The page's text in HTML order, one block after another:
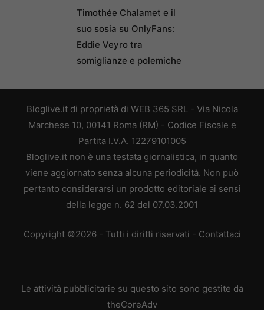
Timothée Chalamet e il
suo sosia su OnlyFans:
Eddie Veyro tra
somiglianze e polemiche
Bloglive.it di proprietà di WEB 365 SRL - Via Nicola
Marchese 10, 00141 Roma (RM) - Codice Fiscale e
Partita I.V.A. 12279101005
Bloglive.it non è una testata giornalistica, in quanto
viene aggiornato senza alcuna periodicità. Non può
pertanto considerarsi un prodotto editoriale ai sensi
della legge n. 62 del 07.03.2001
Copyright ©2026 - Tutti i diritti riservati - Contattaci
Le attività pubblicitarie su questo sito sono gestite da
theCoreAdv